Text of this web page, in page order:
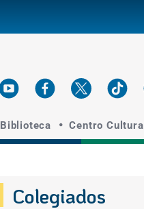
Biblioteca Centro Cultural
Colegiados